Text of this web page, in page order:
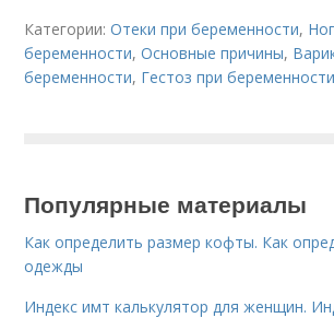
Категории:Отеки при беременности,
беременности,Основные причины,
беременности, Гестоз при беременности
Популярные материалы
Как определить размер кофты. Как
одежды
Индекс имт калькулятор для женщин.